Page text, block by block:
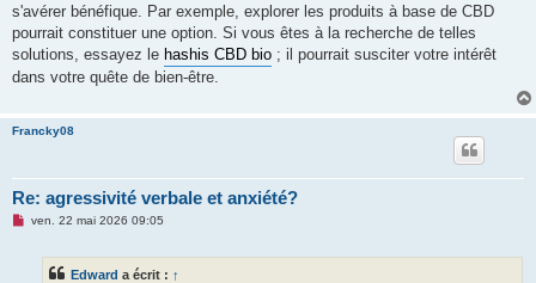
n
o
l
u
s'avérer bénéfique. Par exemple, explorer les produits à base de CBD
pourrait constituer une option. Si vous êtes à la recherche de telles
solutions, essayez le hashis CBD bio ; il pourrait susciter votre intérêt
dans votre quête de bien-être.
Francky08
Re: agressivité verbale et anxiété?
Mven. 22 mai 2026 09:05
Edward a écrit : ↑